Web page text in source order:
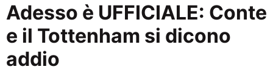
Adesso è UFFICIALE: Conte
e il Tottenham si dicono
addio